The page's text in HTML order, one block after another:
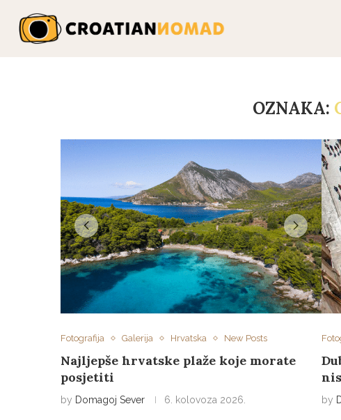
OZNAKA:
Fotografija Galerija Hrvatska New Posts
Najljepše hrvatske plaže koje morate
posjetiti
by Domagoj Sever 6. kolovoza 2026. by